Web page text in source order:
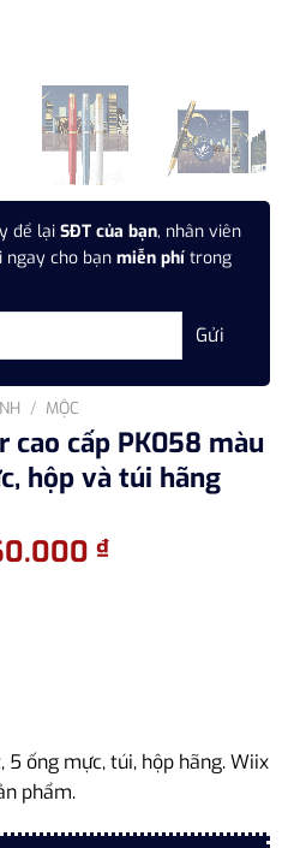
để lại SĐT của bạn, nhân viên
ngay cho bạn miễn phí trong
/ MỘC
cao cấp PK058 màu
hộp và túi hãng
₫Giá
5 ống mực, túi, hộp hãng. Wiix
phẩm.